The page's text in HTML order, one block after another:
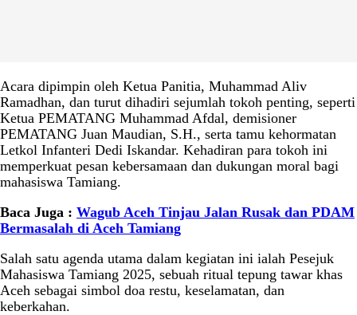
Acara dipimpin oleh Ketua Panitia, Muhammad Aliv
Ramadhan, dan turut dihadiri sejumlah tokoh penting, seperti
Ketua PEMATANG Muhammad Afdal, demisioner
PEMATANG Juan Maudian, S.H., serta tamu kehormatan
Letkol Infanteri Dedi Iskandar. Kehadiran para tokoh ini
memperkuat pesan kebersamaan dan dukungan moral bagi
mahasiswa Tamiang.
Baca Juga : Wagub Aceh Tinjau Jalan Rusak dan PDAM
Bermasalah di Aceh Tamiang
Salah satu agenda utama dalam kegiatan ini ialah Pesejuk
Mahasiswa Tamiang 2025, sebuah ritual tepung tawar khas
Aceh sebagai simbol doa restu, keselamatan, dan
keberkahan.